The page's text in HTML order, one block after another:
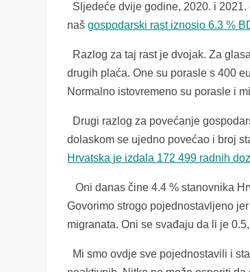
Sljedeće dvije godine, 2020. i
našgospodarski rast iznosio 6.3 %
Razlog za taj rast je dvojak. Za
drugih plaća. One su porasle s 400
Normalno istovremeno su porasle i
Drugi razlog za povećanje
dolaskom se ujedno povećao i broj
Hrvatska je izdala 172 499 radnih
Oni danas čine 4.4 % stanovnika
Govorimo strogo pojednostavljeno
migranata. Oni se svađaju da li je
Mi smo ovdje sve pojednostavili i